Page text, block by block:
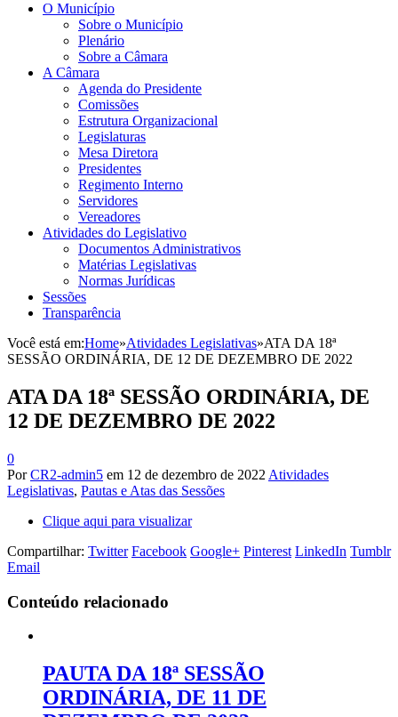
O Município
Sobre o Município
Plenário
Sobre a Câmara
A Câmara
Agenda do Presidente
Comissões
Estrutura Organizacional
Legislaturas
Mesa Diretora
Presidentes
Regimento Interno
Servidores
Vereadores
Atividades do Legislativo
Documentos Administrativos
Matérias Legislativas
Normas Jurídicas
Sessões
Transparência
Você está em:Home»Atividades Legislativas»ATA DA 18ª
SESSÃO ORDINÁRIA, DE 12 DE DEZEMBRO DE 2022
ATA DA 18ª SESSÃO ORDINÁRIA, DE
12 DE DEZEMBRO DE 2022
0
PorCR2-admin5 em 12 de dezembro de 2022 Atividades
Legislativas, Pautas e Atas das Sessões
Clique aqui para visualizar
Compartilhar: Twitter Facebook Google+ Pinterest LinkedIn Tumblr
Email
Conteúdo relacionado
PAUTA DA 18ª SESSÃO
ORDINÁRIA, DE 11 DE